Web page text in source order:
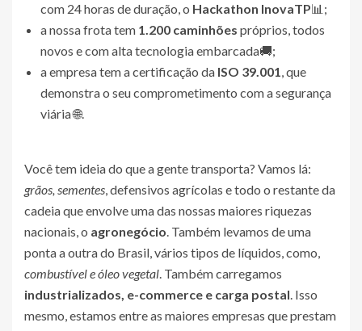
com 24 horas de duração, o Hackathon InovaTP📊;
a nossa frota tem 1.200 caminhões próprios, todos
novos e com alta tecnologia embarcada🚚;
a empresa tem a certificação da ISO 39.001, que
demonstra o seu comprometimento com a segurança
viária 🌐.
Você tem ideia do que a gente transporta? Vamos lá:
grãos, sementes, defensivos agrícolas e todo o restante da
cadeia que envolve uma das nossas maiores riquezas
nacionais, o agronegócio. Também levamos de uma
ponta a outra do Brasil, vários tipos de líquidos, como,
combustível e óleo vegetal. Também carregamos
industrializados, e-commerce e carga postal. Isso
mesmo, estamos entre as maiores empresas que prestam